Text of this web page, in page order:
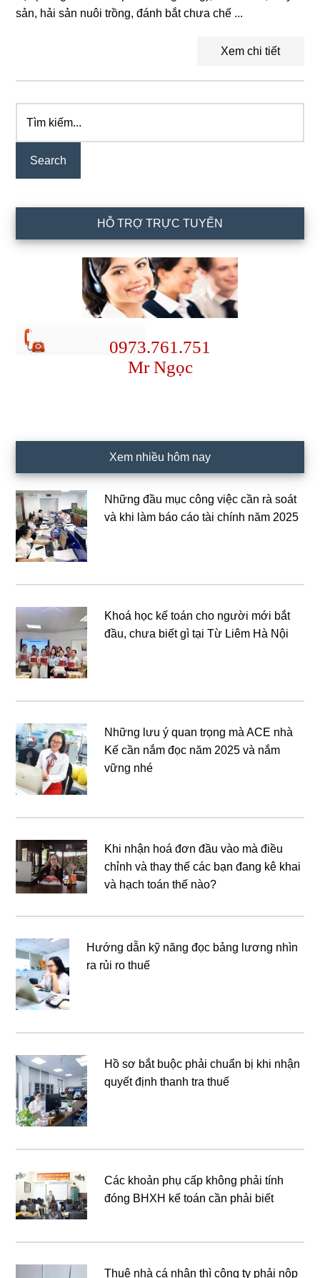
sản, hải sản nuôi trồng, đánh bắt chưa chế ...
Xem chi tiết
Primary
Sidebar
kiếm...
HỖ TRỢ TRỰC TUYẾN
0973.761.751
Mr Ngọc
Xem nhiều hôm nay
Những đầu mục công việc cần rà soát
và khi làm báo cáo tài chính năm 2025
Khoá học kế toán cho người mới bắt
đầu, chưa biết gì tại Từ Liêm Hà Nội
Những lưu ý quan trọng mà ACE nhà
Kế cần nắm đọc năm 2025 và nắm
vững nhé
Khi nhận hoá đơn đầu vào mà điều
chỉnh và thay thế các bạn đang kê khai
và hạch toán thế nào?
Hướng dẫn kỹ năng đọc bảng lương nhìn
ra rủi ro thuế
Hồ sơ bắt buộc phải chuẩn bị khi nhận
quyết định thanh tra thuế
Các khoản phụ cấp không phải tính
đóng BHXH kế toán cần phải biết
Thuê nhà cá nhân thì công ty phải nộp